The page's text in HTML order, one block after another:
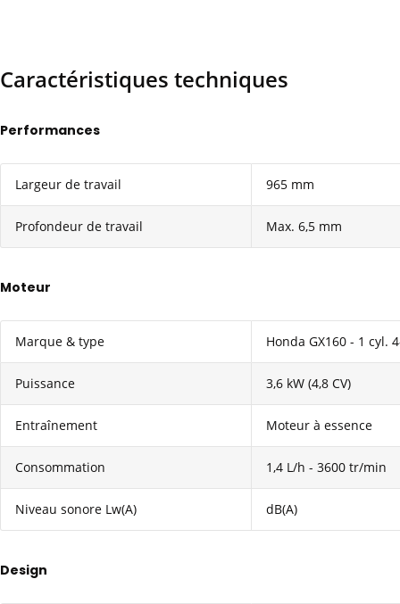
Caractéristiques techniques
Performances
Largeur de travail 965 mm
Profondeur de travail Max. 6,5 mm
Moteur
Marque & type Honda GX160 - 1 cyl.
Puissance 3,6 kW (4,8 CV)
Entraînement Moteur à essence
Consommation 1,4 L/h - 3600 tr/min
Niveau sonore Lw(A) dB(A)
Design